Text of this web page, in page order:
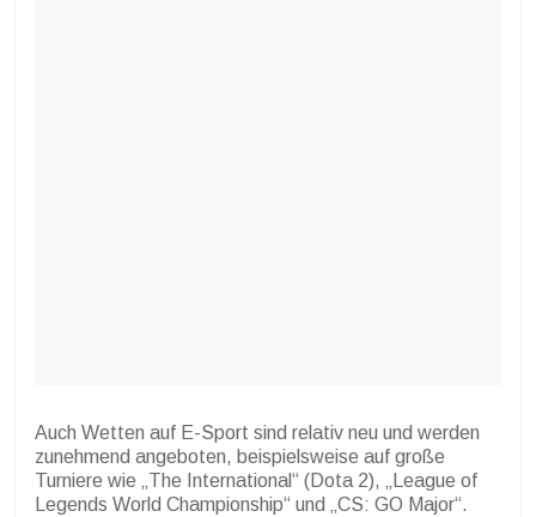
Auch Wetten auf E-Sport sind relativ neu und werden
zunehmend angeboten, beispielsweise auf große
Turniere wie „The International“ (Dota 2), „League of
Legends World Championship“ und „CS: GO Major“.